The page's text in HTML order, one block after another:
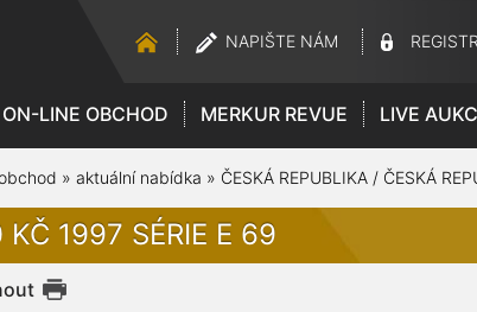
NAPIŠTE NÁM
ON-LINE OBCHOD MERKUR REVUE LIVE
» aktuální nabídka » ČESKÁ REPUBLIKA / ČESKÁ
KČ 1997 SÉRIE E 69